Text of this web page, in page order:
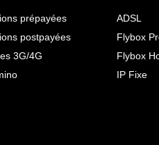
prépayées
postpayées
3G/4G
ADSL
Flybox
Flybox
IP Fixe